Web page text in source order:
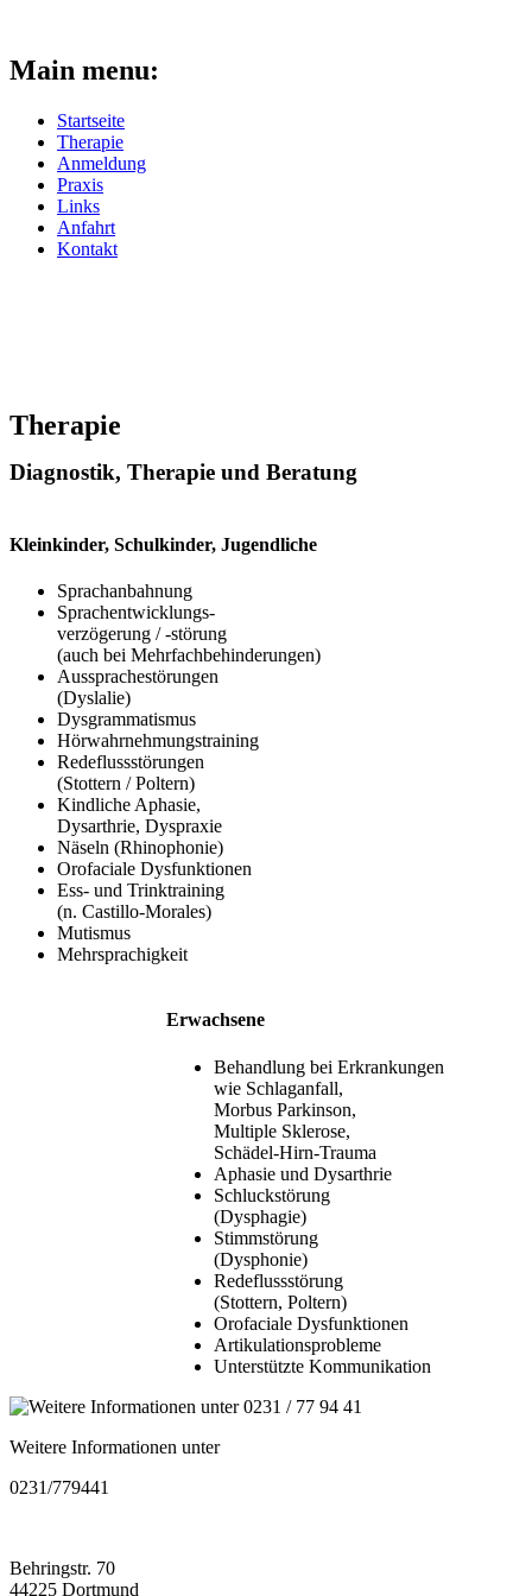
Main menu:
Startseite
Therapie
Anmeldung
Praxis
Links
Anfahrt
Kontakt
Therapie
Diagnostik, Therapie und Beratung
Kleinkinder, Schulkinder, Jugendliche
Sprachanbahnung
Sprachentwicklungs-
verzögerung / -störung
(auch bei Mehrfachbehinderungen)
Aussprachestörungen
(Dyslalie)
Dysgrammatismus
Hörwahrnehmungstraining
Redeflussstörungen
(Stottern / Poltern)
Kindliche Aphasie,
Dysarthrie, Dyspraxie
Näseln (Rhinophonie)
Orofaciale Dysfunktionen
Ess- und Trinktraining
(n. Castillo-Morales)
Mutismus
Mehrsprachigkeit
Erwachsene
Behandlung bei Erkrankungen
wie Schlaganfall,
Morbus Parkinson,
Multiple Sklerose,
Schädel-Hirn-Trauma
Aphasie und Dysarthrie
Schluckstörung
(Dysphagie)
Stimmstörung
(Dysphonie)
Redeflussstörung
(Stottern, Poltern)
Orofaciale Dysfunktionen
Artikulationsprobleme
Unterstützte Kommunikation
Weitere Informationen unter
0231/779441
Behringstr. 70
44225 Dortmund